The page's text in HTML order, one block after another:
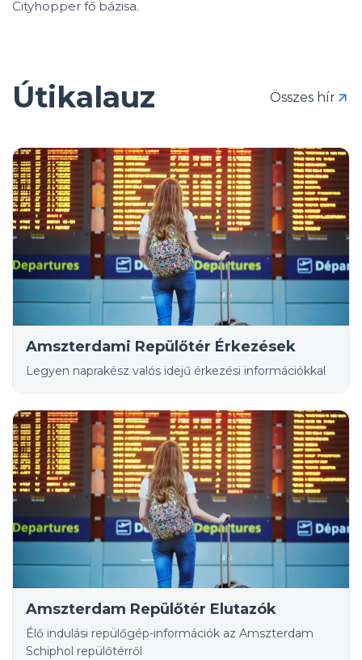
Cityhopper fő bázisa.
Útikalauz Összes hír
Amszterdami Repülőtér Érkezések
Legyen naprakész valós idejű érkezési információkkal
Amszterdam Repülőtér Elutazók
Élő indulási repülőgép-információk az Amszterdam
Schiphol repülőtérről